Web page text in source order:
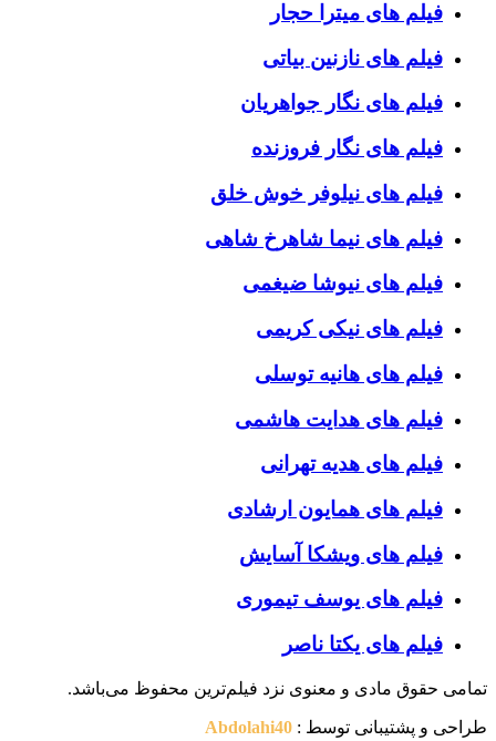
فیلم های میترا حجار
فیلم های نازنین بیاتی
فیلم های نگار جواهریان
فیلم های نگار فروزنده
فیلم های نیلوفر خوش خلق
فیلم های نیما شاهرخ شاهی
فیلم های نیوشا ضیغمی
فیلم های نیکی کریمی
فیلم های هانیه توسلی
فیلم های هدایت هاشمی
فیلم های هدیه تهرانی
فیلم های همایون ارشادی
فیلم های ویشکا آسایش
فیلم های یوسف تیموری
فیلم های یکتا ناصر
تمامی حقوق مادی و معنوی نزد فیلم‌ترین محفوظ می‌باشد.
طراحی و پشتیبانی توسط : Abdolahi40